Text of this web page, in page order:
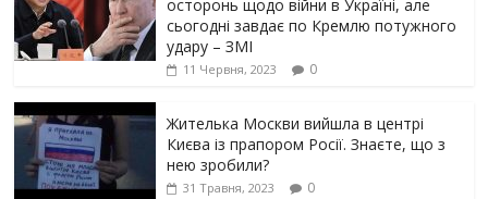
осторонь щодо вiйни в Україні, але
сьогодні завдає по Кремлю потужного
yдарy – ЗМІ
11 Червня, 2023 0
Жителька Москви вийшла в центрі
Києва із прапором Росії. Знаєте, що з
нею зробили?
31 Травня, 2023 0